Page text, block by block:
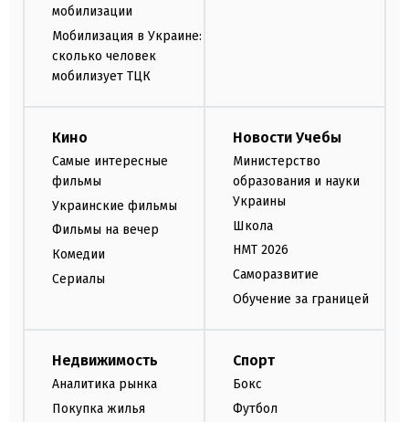
мобилизации
Мобилизация в Украине:
сколько человек
мобилизует ТЦК
Кино
Самые интересные
фильмы
Украинские фильмы
Фильмы на вечер
Комедии
Сериалы
Новости Учебы
Министерство
образования и науки
Украины
Школа
НМТ 2026
Саморазвитие
Обучение за границей
Недвижимость
Аналитика рынка
Покупка жилья
Спорт
Бокс
Футбол